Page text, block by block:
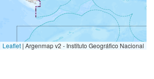
Leaflet | Argenmap v2 - Instituto Geográfico Nacional